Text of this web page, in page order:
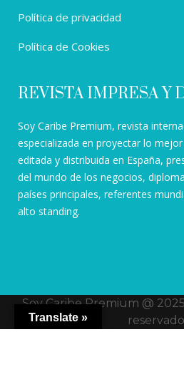
Política de privacidad
Política de Cookies
REVISTA IMPRESA Y
Soy Caribe Premium, revista
especializada en proyectar lo
editada y distribuida en España,
del mundo de los negocios,
países principales, referentes
alto standing.
Soy Caribe Premium @
Translate »